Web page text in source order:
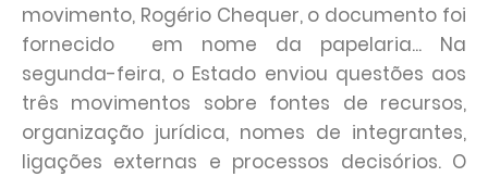
movimento, Rogério Chequer, o documento foi
fornecido ­ em nome da papelaria... Na
segunda-­feira, o Estado enviou questões aos
três movimentos sobre fontes de recursos,
organização jurídica, nomes de integrantes,
ligações externas e processos decisórios. O